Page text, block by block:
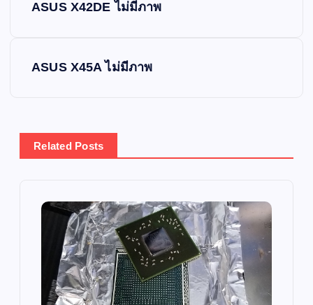
n
a
ASUS X42DE ไม่มีภาพ
ASUS X45A ไม่มีภาพ
Related Posts